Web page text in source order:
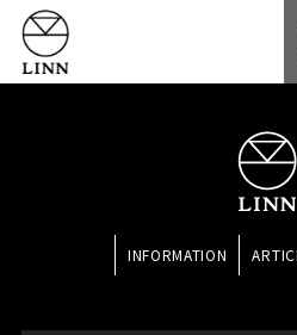
INFORMATION